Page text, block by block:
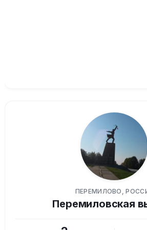
ПЕРЕМИЛОВО,
Перемиловская